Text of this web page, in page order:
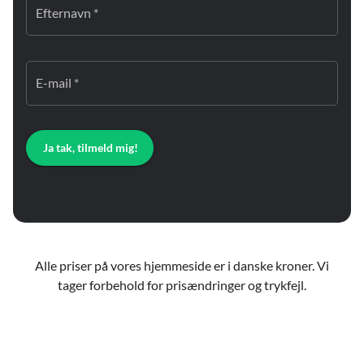
Efternavn *
E-mail *
Ja tak, tilmeld mig!
Alle priser på vores hjemmeside er i danske kroner. Vi
tager forbehold for prisændringer og trykfejl.